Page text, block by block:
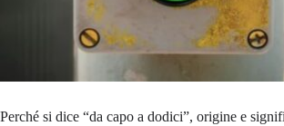
Perché si dice “da capo a dodici”, origine e